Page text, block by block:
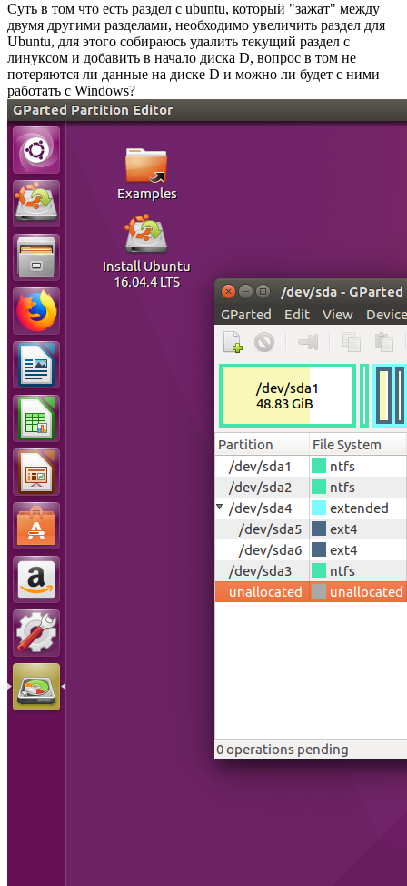
Суть в том что есть раздел с ubuntu, который "зажат" между
двумя другими разделами, необходимо увеличить раздел для
Ubuntu, для этого собираюсь удалить текущий раздел с
линуксом и добавить в начало диска D, вопрос в том не
потеряются ли данные на диске D и можно ли будет с ними
работать с Windows?